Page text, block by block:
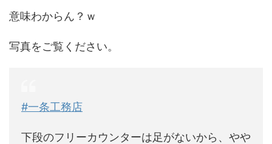
意味わからん？ｗ
写真をご覧ください。
#一条工務店
下段のフリーカウンターは足がないから、やや